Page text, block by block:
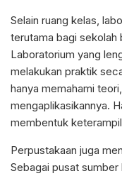
Selain ruang kelas,
terutama bagi sekolah
Laboratorium yang
melakukan praktik
hanya memahami
mengaplikasikannya.
membentuk
Perpustakaan juga
Sebagai pusat